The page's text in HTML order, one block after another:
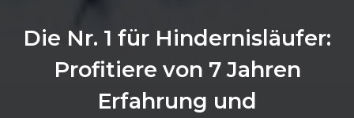
Die Nr. 1 für Hindernisläufer:
Profitiere von 7 Jahren
Erfahrung und